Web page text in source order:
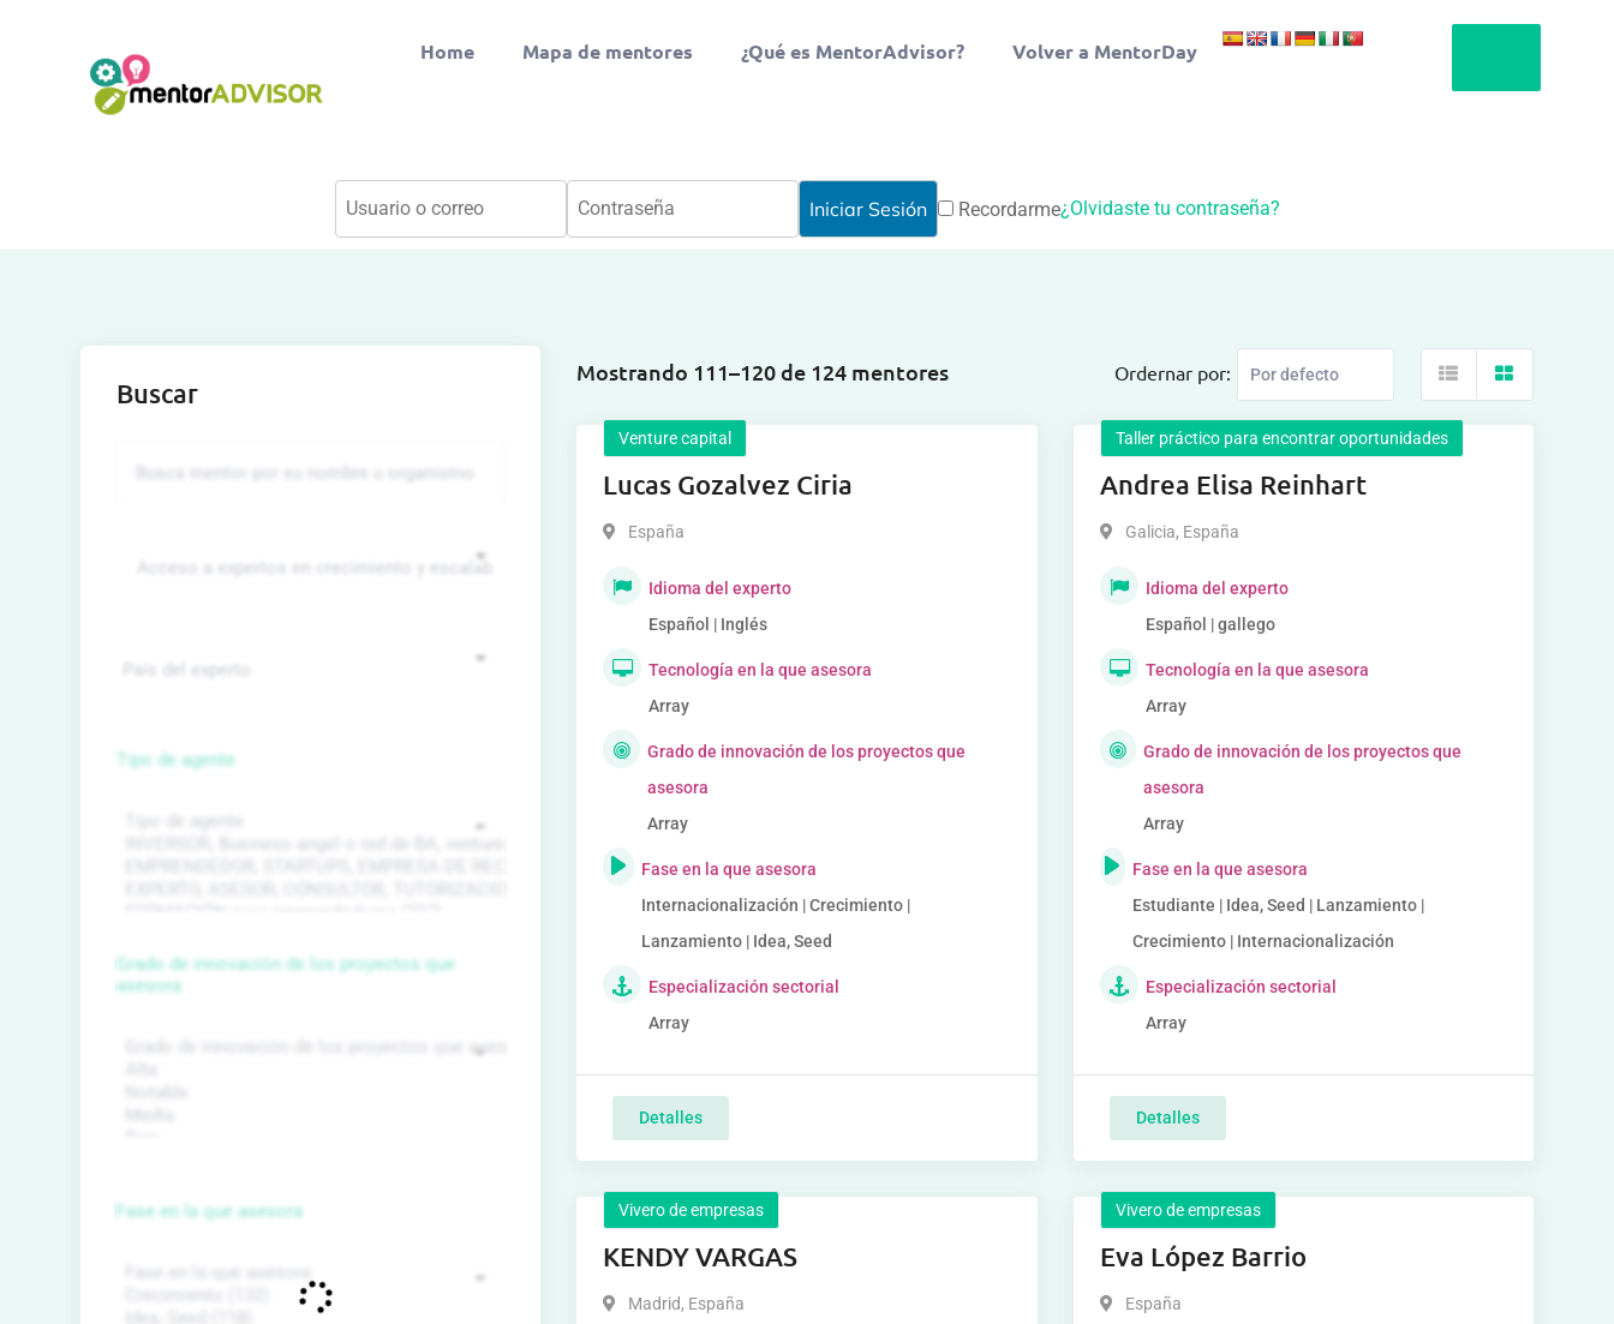
Home Mapa de mentores ¿Qué es MentorAdvisor? Volver a MentorDay
Recordarme¿Olvidaste tu contraseña?
Mostrando 111–120 de 124 mentores Ordernar por:
Venture capital
Lucas Gozalvez Ciria
España
Idioma del experto
Español | Inglés
Tecnología en la que asesora
Array
Grado de innovación de los proyectos que
asesora
Array
Fase en la que asesora
Internacionalización | Crecimiento |
Lanzamiento | Idea, Seed
Especialización sectorial
Array
Detalles
Taller práctico para encontrar oportunidades
Andrea Elisa Reinhart
Galicia, España
Idioma del experto
Español | gallego
Tecnología en la que asesora
Array
Grado de innovación de los proyectos que
asesora
Array
Fase en la que asesora
Estudiante | Idea, Seed | Lanzamiento |
Crecimiento | Internacionalización
Especialización sectorial
Array
Detalles
Vivero de empresas
KENDY VARGAS
Madrid, España
Vivero de empresas
Eva López Barrio
España
Buscar
Tipo de agente
Grado de innovación de los proyectos que
asesora
Fase en la que asesora